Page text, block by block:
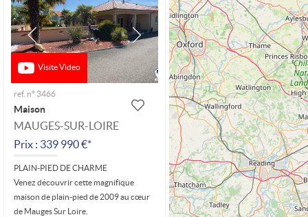
Visite Video
ref. n° 3466
Maison
MAUGES-SUR-LOIRE
Prix : 339 990 €*
PLAIN-PIED DE CHARME
Venez découvrir cette magnifique
maison de plain-pied de 2009 au cœur
de Mauges Sur Loire.